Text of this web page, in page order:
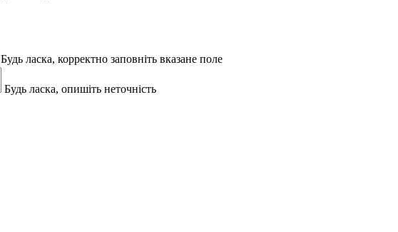
Будь ласка, корректно заповніть вказане поле
Будь ласка, опишіть неточність